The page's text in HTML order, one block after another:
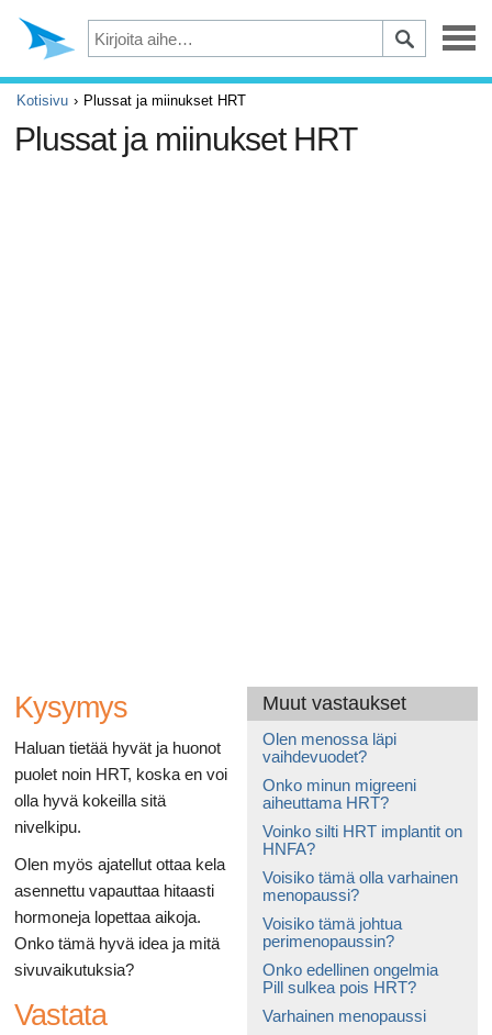
Masennus
Silmät
Kotisivu Plussat ja miinukset HRT
Plussat ja miinukset HRT
Muut vastaukset
Olen menossa läpi
vaihdevuodet?
Onko minun migreeni
aiheuttama HRT?
Voinko silti HRT implantit on
HNFA?
Voisiko tämä olla varhainen
menopaussi?
Voisiko tämä johtua
perimenopaussin?
Onko edellinen ongelmia
Pill sulkea pois HRT?
Varhainen menopaussi
Kysymys
Haluan tietää hyvät ja huonot
puolet noin HRT, koska en voi
olla hyvä kokeilla sitä
nivelkipu.
Olen myös ajatellut ottaa kela
asennettu vapauttaa hitaasti
hormoneja lopettaa aikoja.
Onko tämä hyvä idea ja mitä
sivuvaikutuksia?
Vastata